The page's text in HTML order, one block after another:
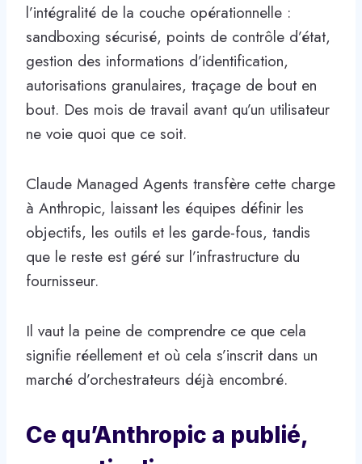
l’intégralité de la couche opérationnelle :
sandboxing sécurisé, points de contrôle d’état,
gestion des informations d’identification,
autorisations granulaires, traçage de bout en
bout. Des mois de travail avant qu’un utilisateur
ne voie quoi que ce soit.
Claude Managed Agents transfère cette charge
à Anthropic, laissant les équipes définir les
objectifs, les outils et les garde-fous, tandis
que le reste est géré sur l’infrastructure du
fournisseur.
Il vaut la peine de comprendre ce que cela
signifie réellement et où cela s’inscrit dans un
marché d’orchestrateurs déjà encombré.
Ce qu’Anthropic a publié,